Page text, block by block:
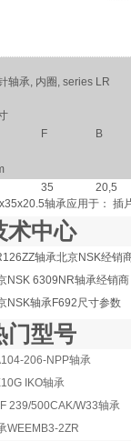
轴承, 内圈, series LR
F B
35
20,5
轴承应用于： 插
术中心
轴承北京NSK经销
NSK 6309NR轴承经销商
NSK轴承F692尺寸参数
门型号
206-NPP轴承
IKO轴承
239/500CAK/W33轴承
WEEMB3-2ZR